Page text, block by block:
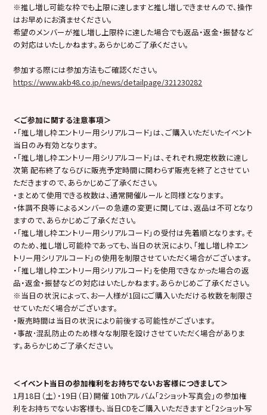
※推し増し可能な枠でも上限に達しますと推し増しできませんので、操作
はお早めにお済ませください。
希望のメンバーが推し増し上限枠に達した場合でも返品・返金・振替など
の対応はいたしかねます。あらかじめご了承ください。
参加する際には参加方法もご確認ください。
https://www.akb48.co.jp/news/detailpage/321230282
＜ご参加に関する注意事項＞
・「推し増し枠エントリー用シリアルコード」は、ご購入いただいたイベント
当日のみ有効となります。
・「推し増し枠エントリー用シリアルコード」は、それぞれ規定枚数に達し
次第 配布終了ならびに販売予定時間に関わらず販売を終了とさせてい
ただきますので、あらかじめご了承ください。
・まとめて使用できる枚数は、通常開催ルールと同様となります。
・体調不良等によるメンバーの急遽の変更に関しては、返品は不可となり
ますので、あらかじめご了承ください。
・「推し増し枠エントリー用シリアルコード」の受付は先着順となります。そ
のため、推し増し可能枠であっても、当日の状況により、「推し増し枠エン
トリー用シリアルコード」の使用を制限させていただく場合がございます。
・「推し増し枠エントリー用シリアルコード」を使用できなかった場合の返
品・返金・振替などの対応はいたしかねます。あらかじめご了承ください。
※当日の状況によって、お一人様が1回にご購入いただける枚数を制限さ
せていただく場合がございます。
・販売時間は当日の状況により前後する可能性がございます。
・事故･混乱防止のため様々な制限を設けさせていただく場合がありま
す。あらかじめご了承ください。
＜イベント当日の参加権利をお持ちでないお客様につきまして＞
1月18日（土）・19日（日）開催 10thアルバム「2ショット写真会」の参加権
利をお持ちでないお客様も、当日CDをご購入いただきますと「2ショット写